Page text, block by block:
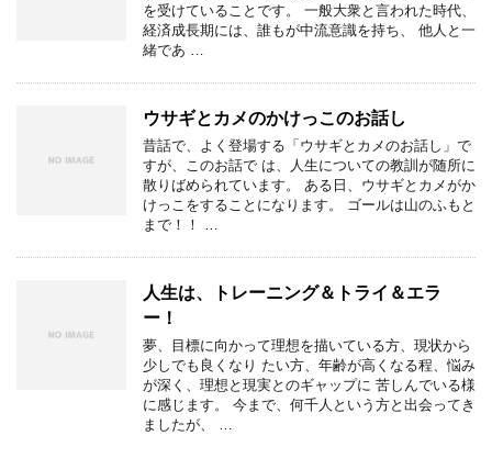
を受けていることです。 一般大衆と言われた時代、
経済成長期には、誰もが中流意識を持ち、 他人と一
緒であ …
ウサギとカメのかけっこのお話し
昔話で、よく登場する「ウサギとカメのお話し」で
すが、このお話で は、人生についての教訓が随所に
散りばめられています。 ある日、ウサギとカメがか
けっこをすることになります。 ゴールは山のふもと
まで！！ …
人生は、トレーニング＆トライ＆エラ
ー！
夢、目標に向かって理想を描いている方、現状から
少しでも良くなり たい方、年齢が高くなる程、悩み
が深く、理想と現実とのギャップに 苦しんでいる様
に感じます。 今まで、何千人という方と出会ってき
ましたが、 …